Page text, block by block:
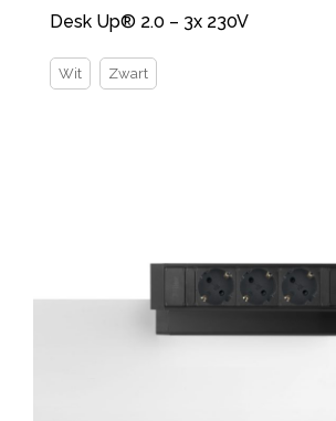
Desk Up® 2.0 – 3x 230V
Wit Zwart